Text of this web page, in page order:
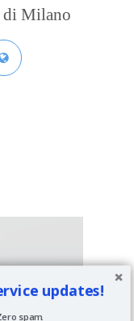
di Milano
updates!
spam.